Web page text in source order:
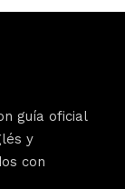
guía oficial
y
con